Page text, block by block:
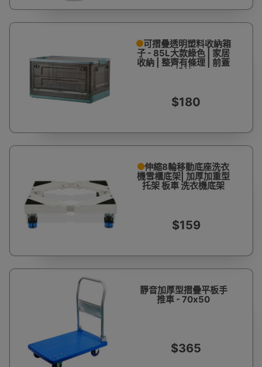
可摺疊透明塑料收納箱
子 - 85L大款綠色 | 家居
收納 | 整齊有條理 | 前蓋
設計
$180
伸縮8輪移動底座洗衣
機雪櫃底架| 加厚加重型
托架 板車 洗衣機底架
$159
靜音加厚型摺疊平板手
推車 - 70x50
$365